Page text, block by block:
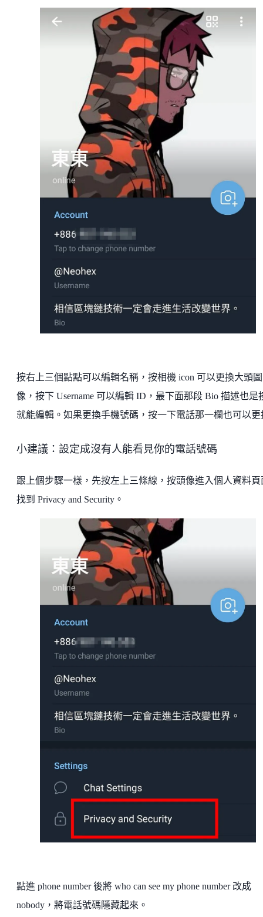
按右上三個點點可以編輯名稱，按相機 icon 可以更換大頭圖
像，按下 Username 可以編輯 ID，最下面那段 Bio 描述也是
就能編輯。如果更換手機號碼，按一下電話那一欄也可以更
小建議：設定成沒有人能看見你的電話號碼
跟上個步驟一樣，先按左上三條線，按頭像進入個人資料頁
找到 Privacy and Security。
點進 phone number 後將 who can see my phone number 改成
nobody，將電話號碼隱藏起來。